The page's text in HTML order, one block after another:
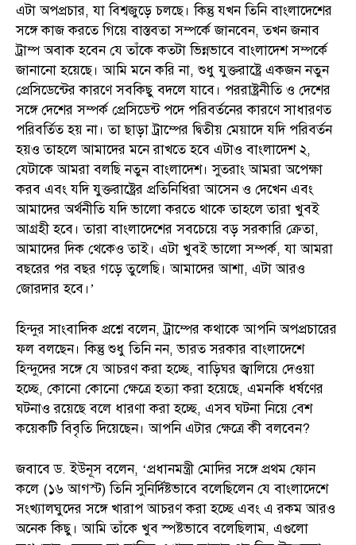
এটা অপপ্রচার, যা বিশ্বজুড়ে চলছে। কিন্তু যখন তিনি বাংলাদেশের
সঙ্গে কাজ করতে গিয়ে বাস্তবতা সম্পর্কে জানবেন, তখন জনাব
ট্রাম্প অবাক হবেন যে তাঁকে কতটা ভিন্নভাবে বাংলাদেশ সম্পর্কে
জানানো হয়েছে। আমি মনে করি না, শুধু যুক্তরাষ্ট্রে একজন নতুন
প্রেসিডেন্টের কারণে সবকিছু বদলে যাবে। পররাষ্ট্রনীতি ও দেশের
সঙ্গে দেশের সম্পর্ক প্রেসিডেন্ট পদে পরিবর্তনের কারণে সাধারণত
পরিবর্তিত হয় না। তা ছাড়া ট্রাম্পের দ্বিতীয় মেয়াদে যদি পরিবর্তন
হয়ও তাহলে আমাদের মনে রাখতে হবে এটাও বাংলাদেশ ২,
যেটাকে আমরা বলছি নতুন বাংলাদেশ। সুতরাং আমরা অপেক্ষা
করব এবং যদি যুক্তরাষ্ট্রের প্রতিনিধিরা আসেন ও দেখেন এবং
আমাদের অর্থনীতি যদি ভালো করতে থাকে তাহলে তারা খুবই
আগ্রহী হবে। তারা বাংলাদেশের সবচেয়ে বড় সরকারি ক্রেতা,
আমাদের দিক থেকেও তাই। এটা খুবই ভালো সম্পর্ক, যা আমরা
বছরের পর বছর গড়ে তুলেছি। আমাদের আশা, এটা আরও
জোরদার হবে।’
হিন্দুর সাংবাদিক প্রশ্নে বলেন, ট্রাম্পের কথাকে আপনি অপপ্রচারের
ফল বলছেন। কিন্তু শুধু তিনি নন, ভারত সরকার বাংলাদেশে
হিন্দুদের সঙ্গে যে আচরণ করা হচ্ছে, বাড়িঘর জ্বালিয়ে দেওয়া
হচ্ছে, কোনো কোনো ক্ষেত্রে হত্যা করা হয়েছে, এমনকি ধর্ষণের
ঘটনাও রয়েছে বলে ধারণা করা হচ্ছে, এসব ঘটনা নিয়ে বেশ
কয়েকটি বিবৃতি দিয়েছেন। আপনি এটার ক্ষেত্রে কী বলবেন?
জবাবে ড. ইউনূস বলেন, ‘প্রধানমন্ত্রী মোদির সঙ্গে প্রথম ফোন
কলে (১৬ আগস্ট) তিনি সুনির্দিষ্টভাবে বলেছিলেন যে বাংলাদেশে
সংখ্যালঘুদের সঙ্গে খারাপ আচরণ করা হচ্ছে এবং এ রকম আরও
অনেক কিছু। আমি তাঁকে খুব স্পষ্টভাবে বলেছিলাম, এগুলো